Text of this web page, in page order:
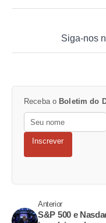
Siga-nos
Receba o Boletim do
Inscrever
Anterior
S&P 500 e